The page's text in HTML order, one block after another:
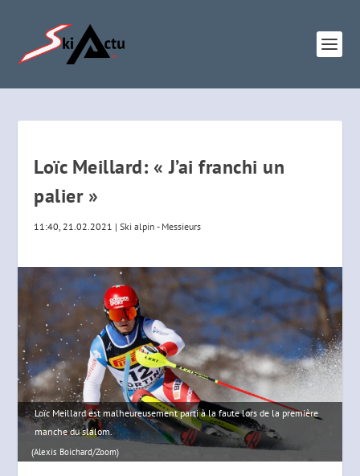
Loïc Meillard: « J’ai franchi un
palier »
11:40, 21.02.2021 |Ski alpin - Messieurs
Loïc Meillard est malheureusement parti à la faute lors de la première
manche du slalom.
(Alexis Boichard/Zoom)